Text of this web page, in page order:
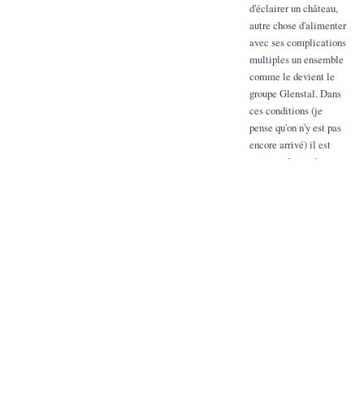
d'éclairer un château,
autre chose d'alimenter
avec ses complications
multiples un ensemble
comme le devient le
groupe Glenstal. Dans
ces conditions (je
pense qu'on n'y est pas
encore arrivé) il est
moins coâteux de se